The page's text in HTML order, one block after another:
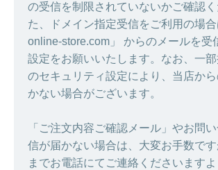
の受信を制限されていないかご確認く
た、ドメイン指定受信をご利用の場
online-store.com」 からのメールを受
設定をお願いいたします。なお、一
のセキュリティ設定により、当店か
かない場合がございます。
「ご注文内容ご確認メール」やお問
信が届かない場合は、大変お手数で
までお電話にてご連絡くださいます